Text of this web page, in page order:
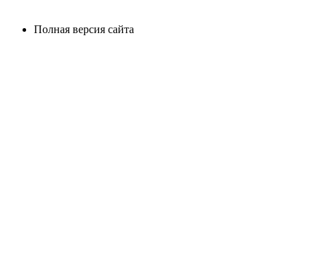
Полная версия сайта